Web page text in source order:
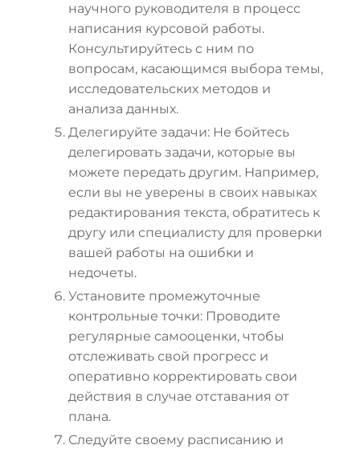
научного руководителя в процесс
написания курсовой работы.
Консультируйтесь с ним по
вопросам, касающимся выбора темы,
исследовательских методов и
анализа данных.
Делегируйте задачи: Не бойтесь
делегировать задачи, которые вы
можете передать другим. Например,
если вы не уверены в своих навыках
редактирования текста, обратитесь к
другу или специалисту для проверки
вашей работы на ошибки и
недочеты.
Установите промежуточные
контрольные точки: Проводите
регулярные самооценки, чтобы
отслеживать свой прогресс и
оперативно корректировать свои
действия в случае отставания от
плана.
Следуйте своему расписанию и